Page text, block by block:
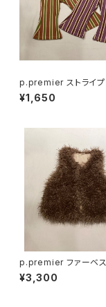
p.premier ストライプ
ンツ P420026
¥1,650
p.premier ファーベ
5016
¥3,300